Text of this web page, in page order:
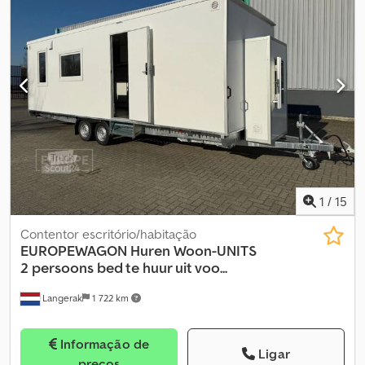
Fuchs 713; Lança articulada ajustável; Tração nas quatro rodas;
Pronta para uso imediato; Totalmente funcional; Mantemos
sempre uma grande seleção de veículos usados em estoque. Veja
mais da nossa oferta em nosso site. Oferta sem compromisso,
venda apenas para empresas, salvo erros e venda prévia.
Publicidades e logotipos de empresas nos veículos podem ter
sido alterados digitalmente nas fotos. Csdpov S Nr Ujfx Ak Hjrf
1 / 15
Langerak 1 722 km
Contentor escritório/habitação
EUROPEWAGON Huren Woon-UNITS
2 persoons bed te huur uit voo...
Informação de
Ligar